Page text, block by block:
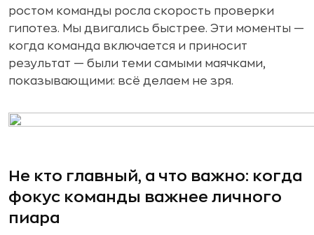
ростом команды росла скорость проверки
гипотез. Мы двигались быстрее. Эти моменты —
когда команда включается и приносит
результат — были теми самыми маячками,
показывающими: всё делаем не зря.
Не кто главный, а что важно: когда
фокус команды важнее личного
пиара